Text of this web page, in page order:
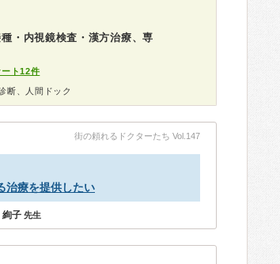
・内視鏡検査・漢方治療、専
ート12件
断、人間ドック
街の頼れるドクターたち Vol.147
治療を提供したい
絢子 先生